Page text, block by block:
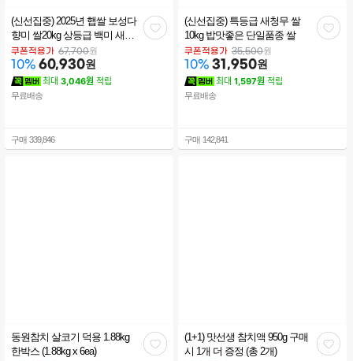
(신선집중) 2025년 햅쌀 보성다
향미 쌀20kg 상등급 백미 새청
무쌀 당일도정 쌀유목민정착
쌀
쿠폰적용가 67,700원
10% 60,930원
최대 3,046원 적립
무료배송
구매 339,846
관
(신선집중) 특등급 새청무 쌀
10kg 밥맛좋은 단일품종 쌀
쿠폰적용가 35,500원
10% 31,950원
최대 1,597원 적립
무료배송
구매 142,841
관
동원참치 살코기 덕용 1.88kg
한박스 (1.88kg x 6ea)
관
(1+1) 맛선생 참치액 950g 구매
시 1개 더 증정 (총 2개)
관